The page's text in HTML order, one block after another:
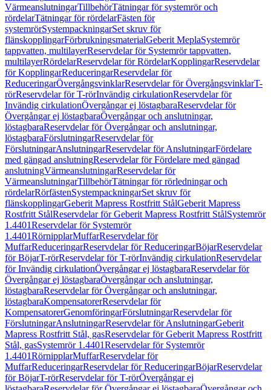
VärmeanslutningarTillbehörTätningar för systemrör och
rördelarTätningar för rördelarFästen för
systemrörSystempackningarSet skruv för
flänskopplingarFörbrukningsmaterialGeberit MeplaSystemrör
tappvatten, multilayerReservdelar för Systemrör tappvatten,
multilayerRördelarReservdelar för RördelarKopplingarReservdelar
för KopplingarReduceringarReservdelar för
ReduceringarÖvergångsvinklarReservdelar för ÖvergångsvinklarT-
rörReservdelar för T-rörInvändig cirkulationReservdelar för
Invändig cirkulationÖvergångar ej löstagbaraReservdelar för
Övergångar ej löstagbaraÖvergångar och anslutningar,
löstagbaraReservdelar för Övergångar och anslutningar,
löstagbaraFörslutningarReservdelar för
FörslutningarAnslutningarReservdelar för AnslutningarFördelare
med gängad anslutningReservdelar för Fördelare med gängad
anslutningVärmeanslutningarReservdelar för
VärmeanslutningarTillbehörTätningar för rörledningar och
rördelarRörfästenSystempackningarSet skruv för
flänskopplingarGeberit Mapress Rostfritt StålGeberit Mapress
Rostfritt StålReservdelar för Geberit Mapress Rostfritt StålSystemrör
1.4401Reservdelar för Systemrör
1.4401RörnipplarMuffarReservdelar för
MuffarReduceringarReservdelar för ReduceringarBöjarReservdelar
för BöjarT-rörReservdelar för T-rörInvändig cirkulationReservdelar
för Invändig cirkulationÖvergångar ej löstagbaraReservdelar för
Övergångar ej löstagbaraÖvergångar och anslutningar,
löstagbaraReservdelar för Övergångar och anslutningar,
löstagbaraKompensatorerReservdelar för
KompensatorerGenomföringarFörslutningarReservdelar för
FörslutningarAnslutningarReservdelar för AnslutningarGeberit
Mapress Rostfritt Stål, gasReservdelar för Geberit Mapress Rostfritt
Stål, gasSystemrör 1.4401Reservdelar för Systemrör
1.4401RörnipplarMuffarReservdelar för
MuffarReduceringarReservdelar för ReduceringarBöjarReservdelar
för BöjarT-rörReservdelar för T-rörÖvergångar ej